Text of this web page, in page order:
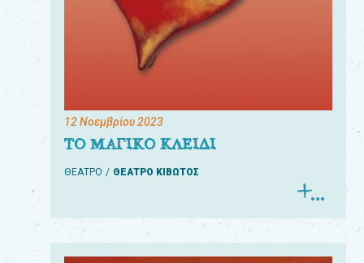
12 Νοεμβρίου 2023
ΤΟ ΜΑΓΙΚΟ ΚΛΕΙΔΙ
ΘΕΑΤΡΟ ΘΕΑΤΡΟ ΚΙΒΩΤΟΣ